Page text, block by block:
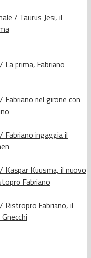
/ Taurus Jesi, il
La prima, Fabriano
Fabriano nel girone con
Fabriano ingaggia il
Kaspar Kuusma, il nuovo
Fabriano
Ristropro Fabriano, il